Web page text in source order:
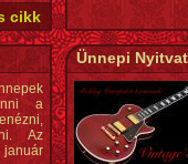
cikk
a
Az
Ünnepi